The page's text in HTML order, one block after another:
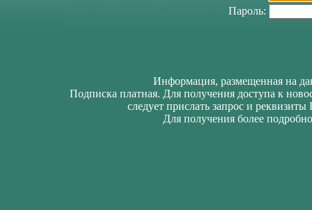
Пароль:
Информация, размещенная на
Подписка платная. Для получения доступа к
следует прислать запрос и
Для получения более